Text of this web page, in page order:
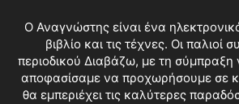
O Αναγνώστης είναι ένα
βιβλίο και τις τέχνες. Οι παλιοί
περιοδικού Διαβάζω, με τη
αποφασίσαμε να προχωρήσουμε σε
θα εμπεριέχει τις καλύτερες